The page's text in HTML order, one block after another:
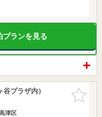
プランを見る
お気に入
りに追加
プラザ内）
津区